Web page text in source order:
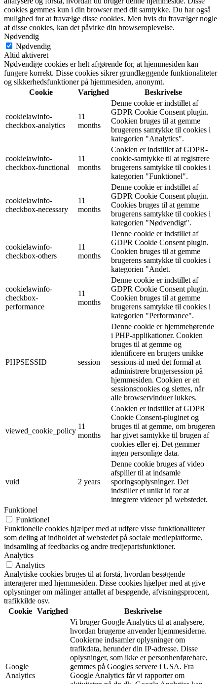
cookies gemmes kun i din browser med dit samtykke. Du har også
mulighed for at fravælge disse cookies. Men hvis du fravælger nogle
af disse cookies, kan det påvirke din browseroplevelse.
Nødvendig
Nødvendig
Altid aktiveret
Nødvendige cookies er helt afgørende for, at hjemmesiden kan
fungere korrekt. Disse cookies sikrer grundlæggende funktionaliteter
og sikkerhedsfunktioner på hjemmesiden, anonymt.
Cookie
Varighed Beskrivelse
cookielawinfo-
checkbox-analytics
11
months
Denne cookie er indstillet af
GDPR Cookie Consent plugin.
Cookien bruges til at gemme
brugerens samtykke til cookies i
kategorien "Analytics".
cookielawinfo-
checkbox-functional
11
months
Cookien er indstillet af GDPR-
cookie-samtykke til at registrere
brugerens samtykke til cookies i
kategorien "Funktionel".
cookielawinfo-
checkbox-necessary
11
months
Denne cookie er indstillet af
GDPR Cookie Consent plugin.
Cookies bruges til at gemme
brugerens samtykke til cookies i
kategorien "Nødvendigt".
cookielawinfo-
checkbox-others
11
months
Denne cookie er indstillet af
GDPR Cookie Consent plugin.
Cookien bruges til at gemme
brugerens samtykke til cookies i
kategorien "Andet.
cookielawinfo-
checkbox-
performance
11
months
Denne cookie er indstillet af
GDPR Cookie Consent plugin.
Cookien bruges til at gemme
brugerens samtykke til cookies i
kategorien "Performance".
PHPSESSID session
Denne cookie er hjemmehørende
i PHP-applikationer. Cookien
bruges til at gemme og
identificere en brugers unikke
sessions-id med det formål at
administrere brugersession på
hjemmesiden. Cookien er en
sessionscookies og slettes, når
alle browservinduer lukkes.
viewed_cookie_policy
11
months
Cookien er indstillet af GDPR
Cookie Consent-pluginet og
bruges til at gemme, om brugeren
har givet samtykke til brugen af
cookies eller ej. Det gemmer
ingen personlige data.
vuid 2 years
Denne cookie bruges af video
afspiller til at indsamle
sporingsoplysninger. Det
indstiller et unikt id for at
integrere videoer på webstedet.
Funktionel
Funktionel
Funktionelle cookies hjælper med at udføre visse funktionaliteter
som deling af indholdet af webstedet på sociale medieplatforme,
indsamling af feedbacks og andre tredjepartsfunktioner.
Analytics
Analytics
Analytiske cookies bruges til at forstå, hvordan besøgende
interagerer med hjemmesiden. Disse cookies hjælper med at give
oplysninger om målinger antallet af besøgende, afvisningsprocent,
trafikkilde osv.
Cookie Varighed Beskrivelse
Google
Analytics
Vi bruger Google Analytics til at analysere,
hvordan brugerne anvender hjemmesiderne.
Cookierne indsamler oplysninger om
trafikdata, herunder din IP-adresse. Disse
oplysninger, som ikke er personhenførebare,
gemmes på Googles servere i USA. Fra
Google Analytics får vi rapporter om